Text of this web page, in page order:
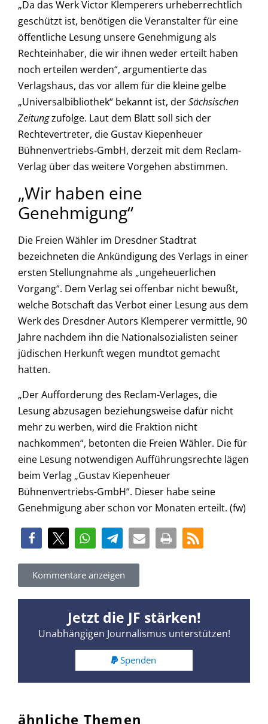
„Da das Werk Victor Klemperers urheberrechtlich
geschützt ist, benötigen die Veranstalter für eine
öffentliche Lesung unsere Genehmigung als
Rechteinhaber, die wir ihnen weder erteilt haben
noch erteilen werden“, argumentierte das
Verlagshaus, das vor allem für die kleine gelbe
„Universalbibliothek“ bekannt ist, derSächsischen
Zeitungzufolge. Laut dem Blatt soll sich der
Rechtevertreter, die Gustav Kiepenheuer
Bühnenvertriebs-GmbH, derzeit mit dem Reclam-
Verlag über das weitere Vorgehen abstimmen.
„Wir haben eine
Genehmigung“
Die Freien Wähler im Dresdner Stadtrat
bezeichneten die Ankündigung des Verlags in einer
ersten Stellungnahme als „ungeheuerlichen
Vorgang“. Dem Verlag sei offenbar nicht bewußt,
welche Botschaft das Verbot einer Lesung aus dem
Werk des Dresdner Autors Klemperer vermittle, 90
Jahre nachdem ihn die Nationalsozialisten seiner
jüdischen Herkunft wegen mundtot gemacht
hatten.
„Der Aufforderung des Reclam-Verlages, die
Lesung abzusagen beziehungsweise dafür nicht
mehr zu werben, wird die Fraktion nicht
nachkommen“, betonten die Freien Wähler. Die für
eine Lesung notwendigen Aufführungsrechte lägen
beim Verlag „Gustav Kiepenheuer
Bühnenvertriebs-GmbH“. Dieser habe seine
Genehmigung aber schon vor Monaten erteilt. (fw)
Kommentare anzeigen
Jetzt die JF stärken!
Unabhängigen Journalismus unterstützen!
Spenden
ähnliche Themen